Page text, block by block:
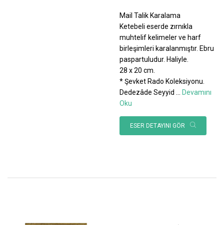
Mail Talik Karalama
Ketebeli eserde zırnıkla
muhtelif kelimeler ve harf
birleşimleri karalanmıştır. Ebru
paspartuludur. Haliyle.
28 x 20 cm.
* Şevket Rado Koleksiyonu.
Dedezâde Seyyid
Devamını
Oku
ESER DETAYINI GÖR